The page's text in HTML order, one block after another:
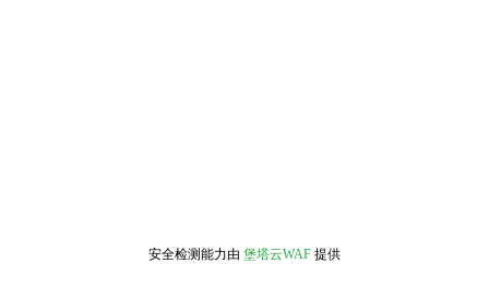
安全检测能力由 堡塔云WAF 提供